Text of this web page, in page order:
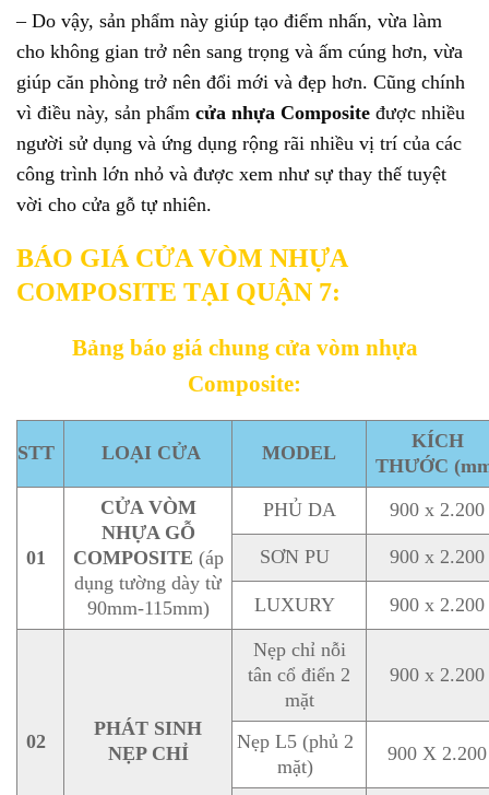
– Do vậy, sản phẩm này giúp tạo điểm nhấn, vừa làm
cho không gian trở nên sang trọng và ấm cúng hơn, vừa
giúp căn phòng trở nên đổi mới và đẹp hơn. Cũng chính
vì điều này, sản phẩm cửa nhựa Composite được nhiều
người sử dụng và ứng dụng rộng rãi nhiều vị trí của các
công trình lớn nhỏ và được xem như sự thay thế tuyệt
vời cho cửa gỗ tự nhiên.
BÁO GIÁ CỬA VÒM NHỰA
COMPOSITE TẠI QUẬN 7:
Bảng báo giá chung cửa vòm nhựa
Composite:
STT LOẠI CỬA MODEL
KÍCH
THƯỚC
01
CỬA VÒM
NHỰA GỖ
COMPOSITE (áp
dụng tường dày từ
90mm-115mm)
PHỦ DA 900 x 2.200
SƠN PU 900 x 2.200
LUXURY 900 x 2.200
02
PHÁT SINH
NẸP CHỈ
Nẹp chỉ nỗi
tân cổ điển 2
mặt
900 x 2.200
Nẹp L5 (phủ 2
mặt)
900 X 2.200